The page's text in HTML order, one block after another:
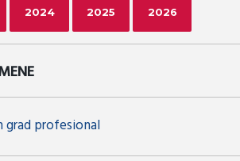
2024 2025 2026
grad profesional